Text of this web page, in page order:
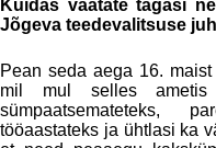
Kuidas vaatate tagasi
Jõgeva teedevalitsuse
Pean seda aega 16.
mil mul selles
sümpaatsemateteks,
tööaastateks ja ühtlasi ka